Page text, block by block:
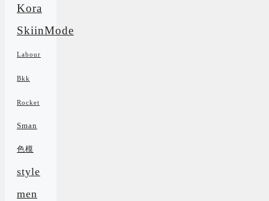
Kora
SkiinMode
Labour
Bkk
Rocket
Sman
色模
style
men